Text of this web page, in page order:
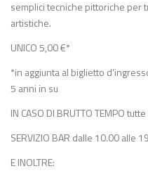
semplici tecniche pittoriche per
artistiche.
UNICO 5,00 €*
*in aggiunta al biglietto
5 anni in su
IN CASO DI BRUTTO TEMPO
SERVIZIO BAR dalle 10.00 alle
E INOLTRE: